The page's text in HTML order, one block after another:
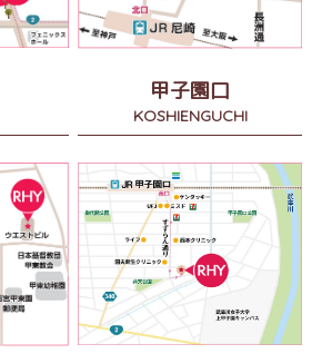
甲子園口
KOSHIENGUCHI